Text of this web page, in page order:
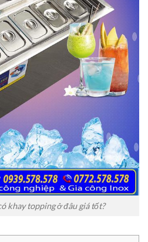
khay topping ở đâu giá tốt?